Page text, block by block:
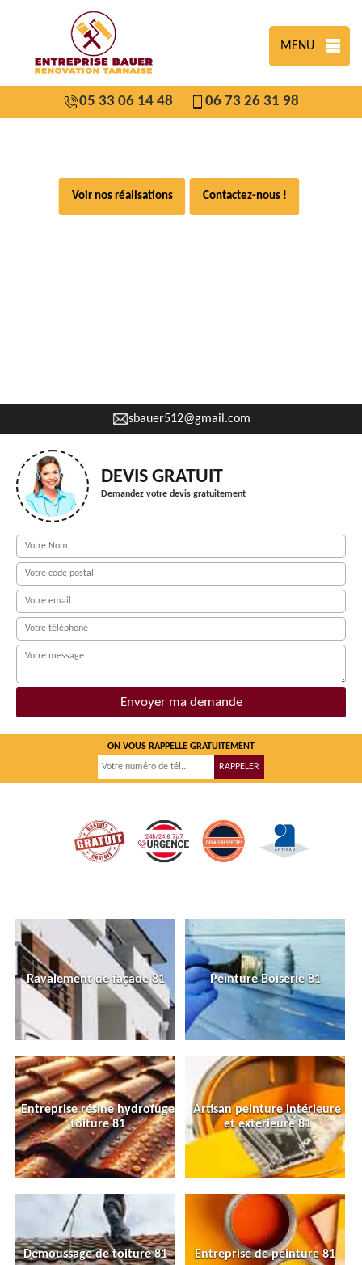
MENU
05 33 06 14 48 06 73 26 31 98
Voir nos réalisations Contactez-nous !
sbauer512@gmail.com
DEVIS GRATUIT
Demandez votre devis gratuitement
ON VOUS RAPPELLE GRATUITEMENT
Ravalement de façade 81 Peinture Boiserie 81
Entreprise résine hydrofuge
toiture 81
Artisan peinture intérieure
et extérieure 81
Démoussage de toiture 81 Entreprise de peinture 81